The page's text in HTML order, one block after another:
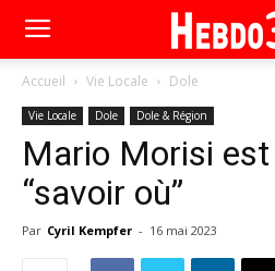
Accueil Vie Locale Dole
Vie Locale Dole Dole & Région
Mario Morisi
“savoir où”
Par Cyril Kempfer - 16 mai 2023